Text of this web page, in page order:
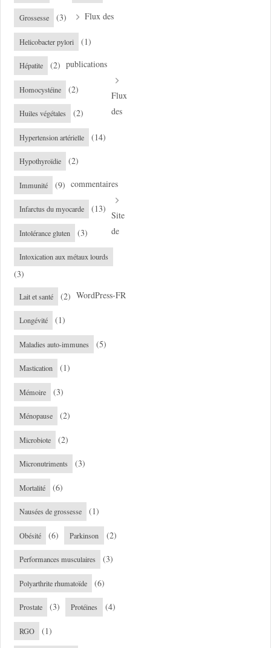
Grossesse (3)
Helicobacter pylori (1)
Hépatite (2)
Homocystéine (2)
Huiles végétales (2)
Hypertension artérielle (14)
Hypothyroïdie (2)
Immunité (9)
Infarctus du myocarde (13)
Intolérance gluten (3)
Intoxication aux métaux lourds
(3)
Lait et santé (2)
Longévité (1)
Maladies auto-immunes (5)
Mastication (1)
Mémoire (3)
Ménopause (2)
Microbiote (2)
Micronutriments (3)
Mortalité (6)
Nausées de grossesse (1)
Obésité (6) Parkinson (2)
Performances musculaires (3)
Polyarthrite rhumatoïde (6)
Prostate (3) Protéines (4)
RGO (1)
Flux des
publications
Flux
des
commentaires
Site
de
WordPress-FR